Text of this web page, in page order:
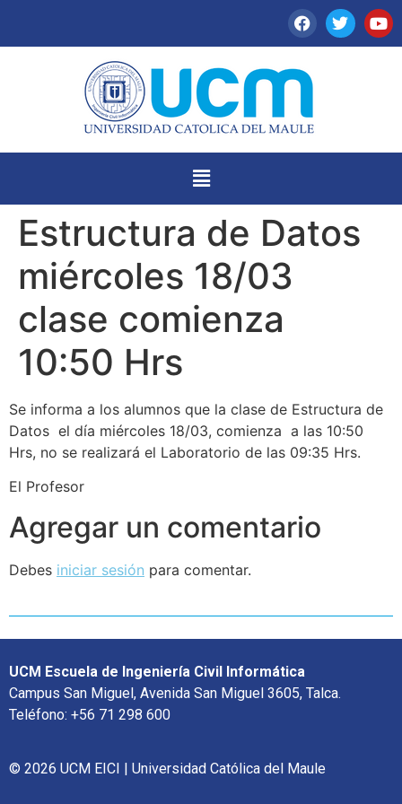
Estructura de Datos
miércoles 18/03
clase comienza
10:50 Hrs
Se informa a los alumnos que la clase de Estructura de
Datos el día miércoles 18/03, comienza a las 10:50
Hrs, no se realizará el Laboratorio de las 09:35 Hrs.
El Profesor
Agregar un comentario
Debes iniciar sesión para comentar.
UCM Escuela de Ingeniería Civil Informática
Campus San Miguel, Avenida San Miguel 3605, Talca.
Teléfono: +56 71 298 600
© 2026 UCM EICI | Universidad Católica del Maule